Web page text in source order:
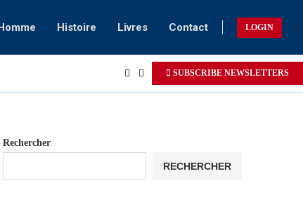
Histoire Livres Contact LOGIN
SUBSCRIBE NEWSLETTERS
Rechercher
RECHERCHER